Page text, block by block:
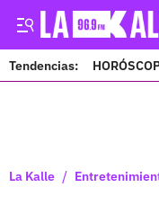
Tendencias:
La Kalle /